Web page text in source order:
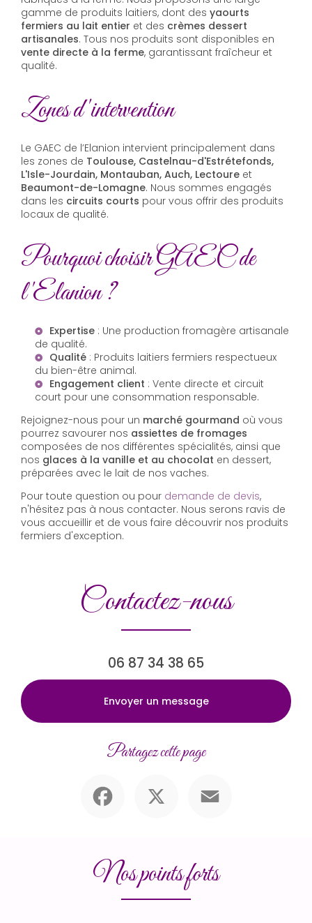
gamme de produits laitiers, dont des yaourts
fermiers au lait entier et des crèmes dessert
artisanales. Tous nos produits sont disponibles en
vente directe à la ferme, garantissant fraîcheur et
qualité.
Zones d'intervention
Le GAEC de l’Elanion intervient principalement dans
les zones de Toulouse, Castelnau-d'Estrétefonds,
L'Isle-Jourdain, Montauban, Auch, Lectoure et
Beaumont-de-Lomagne. Nous sommes engagés
dans les circuits courts pour vous offrir des produits
locaux de qualité.
Pourquoi choisir GAEC de
l'Elanion ?
Expertise : Une production fromagère artisanale
de qualité.
Qualité : Produits laitiers fermiers respectueux
du bien-être animal.
Engagement client : Vente directe et circuit
court pour une consommation responsable.
Rejoignez-nous pour un marché gourmand où vous
pourrez savourer nos assiettes de fromages
composées de nos différentes spécialités, ainsi que
nos glaces à la vanille et au chocolat en dessert,
préparées avec le lait de nos vaches.
Pour toute question ou pour demande de devis,
n'hésitez pas à nous contacter. Nous serons ravis de
vous accueillir et de vous faire découvrir nos produits
fermiers d'exception.
Contactez-nous
06 87 34 38 65
Envoyer un message
Partagez cette page
Nos points forts